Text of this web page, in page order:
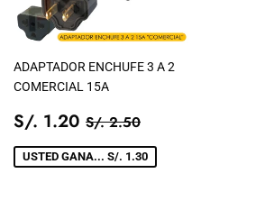
ADAPTADOR ENCHUFE 3 A 2
COMERCIAL 15A
PRECIO
DE
VENTA
S/. 1.20 S/.
1.20
PRECIO TIENDA
S/. 2.50
USTED GANA... S/. 1.30